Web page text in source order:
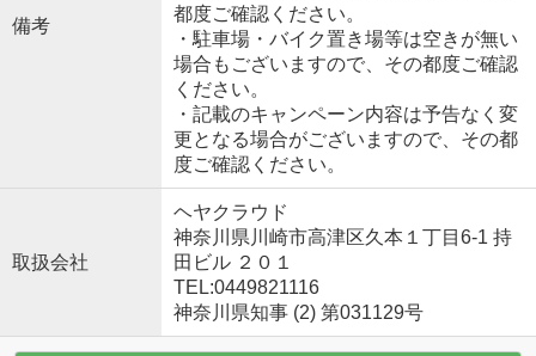
備考
都度ご確認ください。
・駐車場・バイク置き場等は空きが無い
場合もございますので、その都度ご確認
ください。
・記載のキャンペーン内容は予告なく変
更となる場合がございますので、その都
度ご確認ください。
取扱会社
ヘヤクラウド
神奈川県川崎市高津区久本１丁目6-1 持
田ビル ２０１
TEL:0449821116
神奈川県知事 (2) 第031129号